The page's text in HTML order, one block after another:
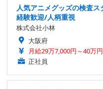
人気アニメグッズの検査
経験歓迎/人柄重視
株式会社小林
大阪府
月給29万7,000円～40万円
正社員